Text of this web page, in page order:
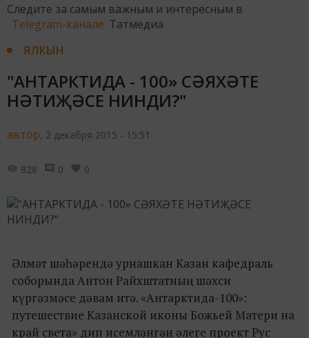
Следите за самым важным и интересным в
Telegram-канале Татмедиа
ЯЛКЫН
"АНТАРКТИДА - 100» СӘЯХӘТЕ
НӘТИҖӘСЕ НИНДИ?"
автор, 2 декабря 2015 - 15:51
828 0 0
Әлмәт шәһәрендә урнашкан Казан кафедраль
соборында Антон Райхштатның шәхси
күргәзмәсе дәвам итә. «Антарктида-100»:
путешествие Казанской иконы Божьей Матери на
край света» дип исемләнгән әлеге проект Рус